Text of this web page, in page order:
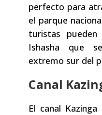
perfecto para
el parque
turistas
Ishasha que
extremo sur del
Canal
El canal